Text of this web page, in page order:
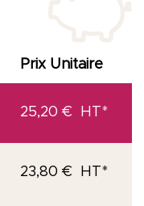
Prix Unitaire
25,20 €
23,80 €